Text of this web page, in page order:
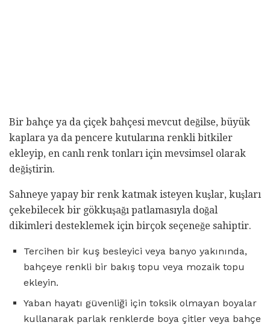
Bir bahçe ya da çiçek bahçesi mevcut değilse, büyük
kaplara ya da pencere kutularına renkli bitkiler
ekleyip, en canlı renk tonları için mevsimsel olarak
değiştirin.
Sahneye yapay bir renk katmak isteyen kuşlar, kuşları
çekebilecek bir gökkuşağı patlamasıyla doğal
dikimleri desteklemek için birçok seçeneğe sahiptir.
Tercihen bir kuş besleyici veya banyo yakınında,
bahçeye renkli bir bakış topu veya mozaik topu
ekleyin.
Yaban hayatı güvenliği için toksik olmayan boyalar
kullanarak parlak renklerde boya çitler veya bahçe